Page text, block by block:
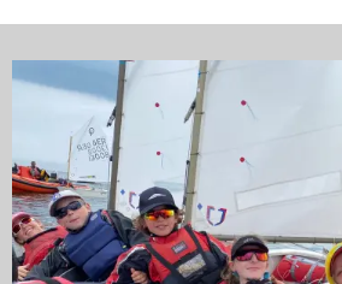
Verein
Jugend
Erwachsenensegeln
Seesegeln